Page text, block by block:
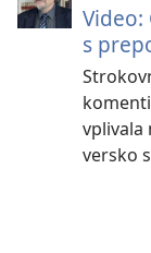
s
vplivala
versko